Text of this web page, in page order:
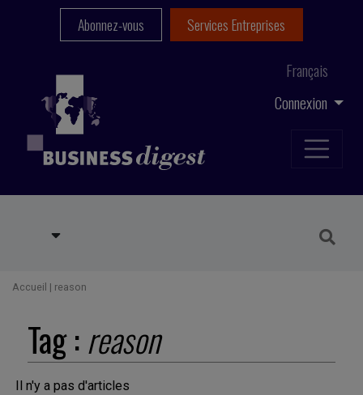
Connexion
Français
Abonnez-vous Services Entreprises
Accueil | reason
Tag :reason
Il n'y a pas d'articles